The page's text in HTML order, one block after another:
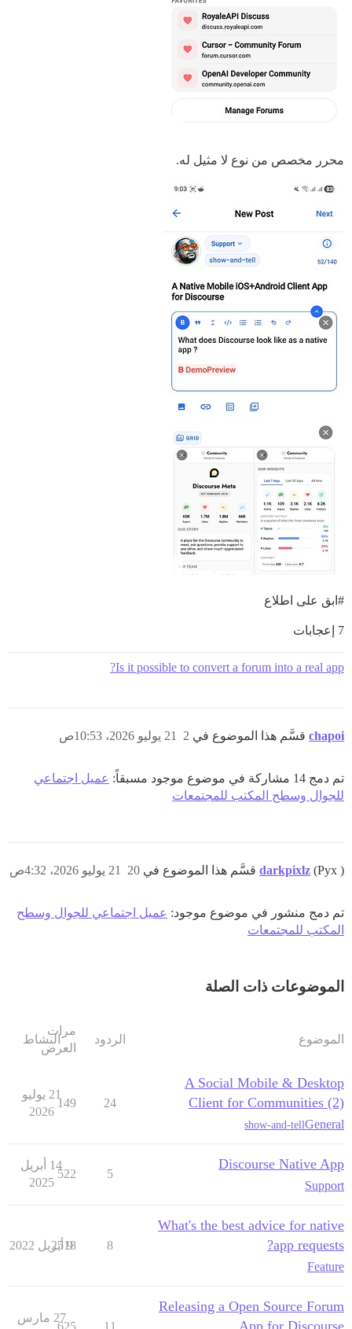
محرر مخصص من نوع لا مثيل له.
#ابق على اطلاع
7 إعجابات
Is it possible to convert a forum into a real app?
chapoi قسَّم هذا الموضوع في 21 يوليو 2026، 10:53ص 2
تم دمج 14 مشاركة في موضوع موجود مسبقاً:
عميل اجتماعي
للجوال وسطح المكتب للمجتمعات
darkpixlz (Pyx ) قسَّم هذا الموضوع في 21 يوليو 2026، 4:32ص 20
تم دمج منشور في موضوع موجود: عميل اجتماعي للجوال وسطح
المكتب للمجتمعات
الموضوعات ذات الصلة
الموضوع الردود
مرات
العرض
النشاط
A Social Mobile & Desktop
Client for Communities (2)
General
show-and-tell
24
149
21 يوليو
2026
Discourse Native App
Support
5
522
14 أبريل
2025
What's the best advice for native
app requests?
Feature
8
2518
9 أبريل 2022
Releasing a Open Source Forum
27 مارس